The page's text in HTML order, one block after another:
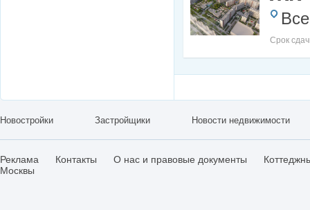
Срок
Новостройки Застройщики Новости недвижимости
Реклама Контакты О нас и правовые документы
Москвы